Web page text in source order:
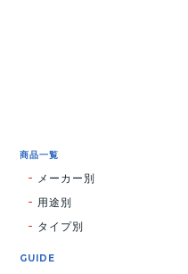
商品一覧
メーカー別
用途別
タイプ別
GUIDE